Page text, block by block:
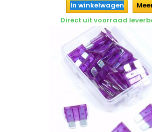
In winkelwagen
Direct uit voorraad